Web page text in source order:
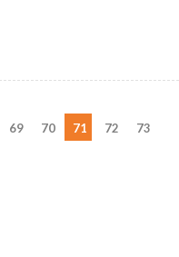
69 70 71 72
73